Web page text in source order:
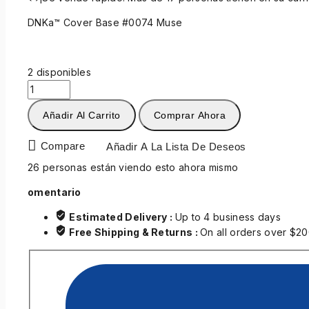
DNKa™ Cover Base #0074 Muse
2 disponibles
Añadir Al Carrito Comprar Ahora
Compare
Añadir A La Lista De Deseos
26 personas están viendo esto ahora mismo
omentario
Estimated Delivery : Up to 4 business days
Free Shipping & Returns :On all orders over